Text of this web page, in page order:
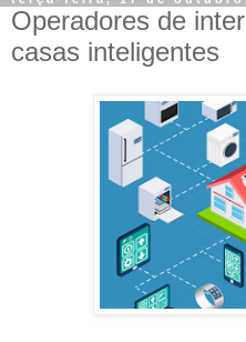
Operadores de
casas inteligentes